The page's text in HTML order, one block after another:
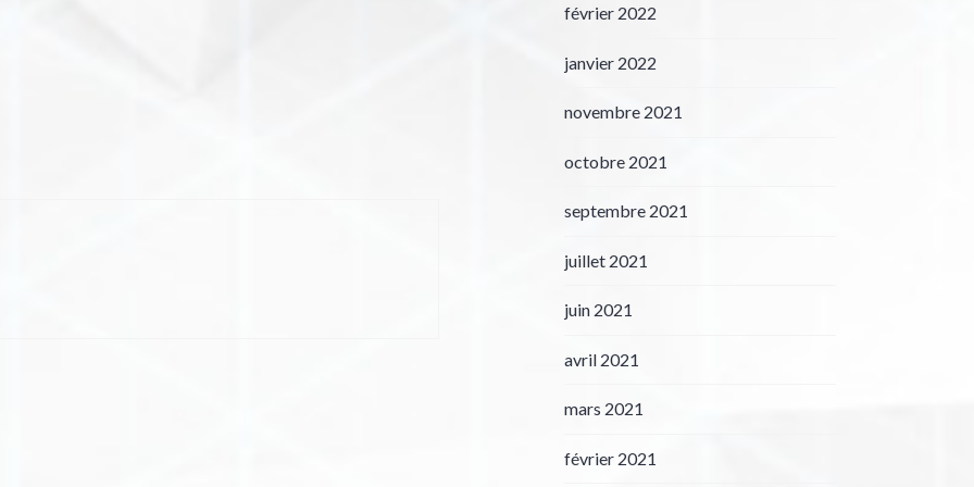
février 2022
janvier 2022
novembre 2021
octobre 2021
septembre 2021
juillet 2021
juin 2021
avril 2021
mars 2021
février 2021